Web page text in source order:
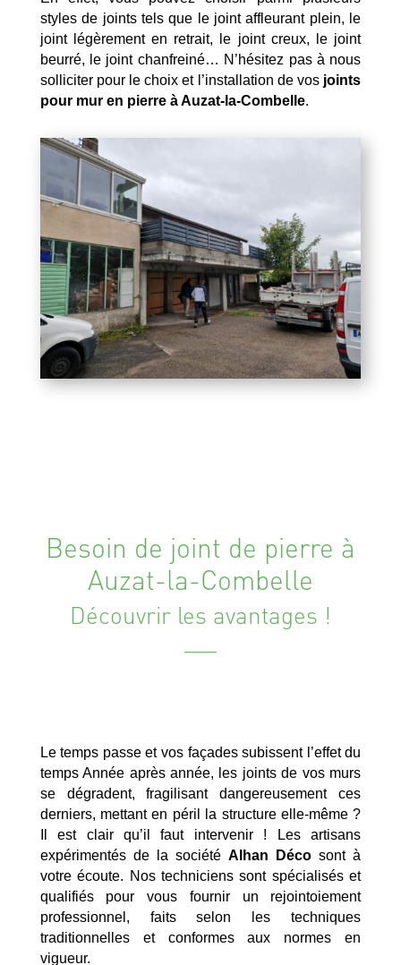
styles de joints tels que le joint affleurant plein, le
joint légèrement en retrait, le joint creux, le joint
beurré, le joint chanfreiné… N’hésitez pas à nous
solliciter pour le choix et l’installation de vos joints
pour mur en pierre à Auzat-la-Combelle.
Besoin de joint de pierre à
Auzat-la-Combelle
Découvrir les avantages !
Le temps passe et vos façades subissent l’effet du
temps Année après année, les joints de vos murs
se dégradent, fragilisant dangereusement ces
derniers, mettant en péril la structure elle-même ?
Il est clair qu’il faut intervenir ! Les artisans
expérimentés de la sociétéAlhan Déco sont à
votre écoute. Nos techniciens sont spécialisés et
qualifiés pour vous fournir un rejointoiement
professionnel, faits selon les techniques
traditionnelles et conformes aux normes en
vigueur.